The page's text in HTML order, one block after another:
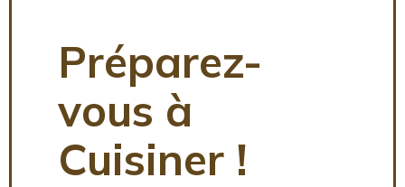
Préparez-
vous à
Cuisiner !